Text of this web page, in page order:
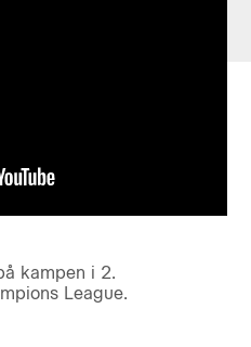
kampen i 2.
League.